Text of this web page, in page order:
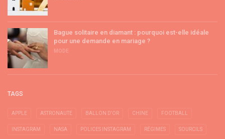
Bague solitaire en diamant : pourquoi est-elle idéale
pour une demande en mariage ?
MODE
TAGS
APPLE ASTRONAUTE BALLON D'OR CHINE FOOTBALL
INSTAGRAM NASA POLICES INSTAGRAM RÉGIMES SOURCILS